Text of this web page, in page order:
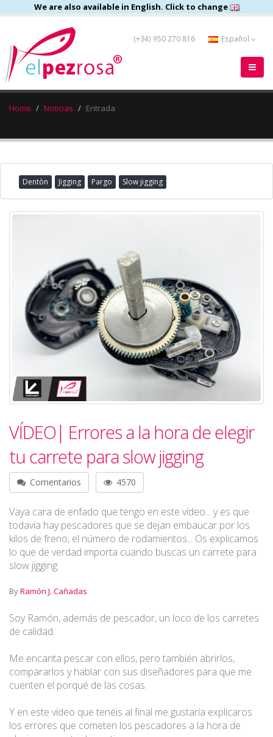
We are also available in English. Click to change
(+34) 950 270 816 Español
Home Noticias Entrada
Dentòn Jigging Pargo Slow jigging
VÍDEO| Errores a la hora de elegir
tu carrete para slow jigging
Comentarios 4570
Vaya cara de enfado que tengo en este vídeo... y es que
todavía hay pescadores que se dejan embaucar por los
kilos de freno, el número de rodamientos... Os explicamos
lo que de verdad importa cuando buscas un carrete para
slow jigging.
ByRamón J. Cañadas
Soy Ramón, además de pescador, un loco de los carretes
de calidad.
Me encanta pescar con ellos, pero también abrirlos,
compararlos y hablar con sus diseñadores para que me
cuenten el porqué de las cosas.
Y en este vídeo que tenéis al final me gustaría explicaros
los errores que cometen los pescadores a la hora de